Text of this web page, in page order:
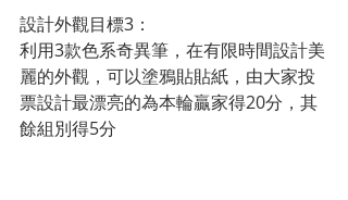
設計外觀目標3：
利用3款色系奇異筆，在有限時間設計美
麗的外觀，可以塗鴉貼貼紙，由大家投
票設計最漂亮的為本輪贏家得20分，其
餘組別得5分